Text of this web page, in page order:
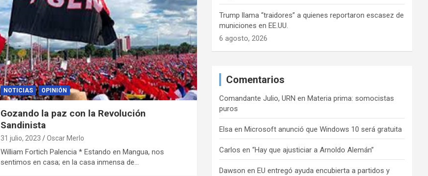
NOTICIAS OPINIÓN
Gozando la paz con la Revolución
Sandinista
31 julio, 2023 Oscar Merlo
William Fortich Palencia * Estando en Mangua, nos
sentimos en casa; en la casa inmensa de…
Trump llama “traidores” a quienes reportaron escasez de
municiones en EE.UU.
6 agosto, 2026
Comentarios
Comandante Julio, URN en Materia prima: somocistas
puros
Elsa en Microsoft anunció que Windows 10 será gratuita
Carlosen“Hay que ajusticiar a Arnoldo Alemán”
Dawson en EU entregó ayuda encubierta a partidos y